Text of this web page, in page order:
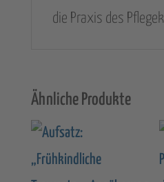
die Praxis des
Ähnliche Produkte